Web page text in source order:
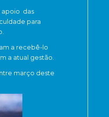
apoio das
para
a recebê-lo
a atual gestão.
março deste